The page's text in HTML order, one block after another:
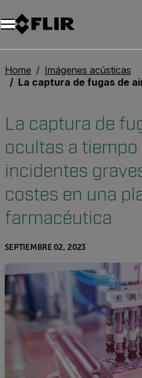
Unread messages
Modelo
Eliminar
artículos
artículo
Añadir al carro
Añadido al carro
Home
Imágenes acústicas
La captura de fugas de aire ocultas a tiempo evita incidentes graves y ahorra
La captura de
ocultas a tiempo
incidentes
costes en una
farmacéutica
SEPTIEMBRE 02, 2023